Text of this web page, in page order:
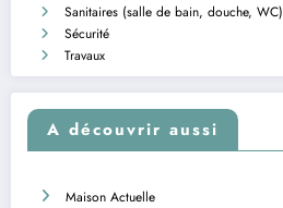
Sanitaires (salle de bain, douche, WC)
Sécurité
Travaux
A découvrir aussi
Maison Actuelle